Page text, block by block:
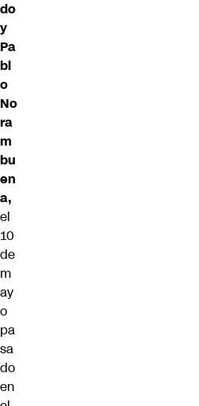
do
y
Pa
bl
o
No
ra
m
bu
en
a,
el
10
de
m
ay
o
pa
sa
do
en